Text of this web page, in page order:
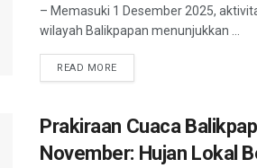
– Memasuki 1 Desember 2025,
wilayah Balikpapan menunjukkan ...
READ MORE
Prakiraan Cuaca
November: Hujan Lokal